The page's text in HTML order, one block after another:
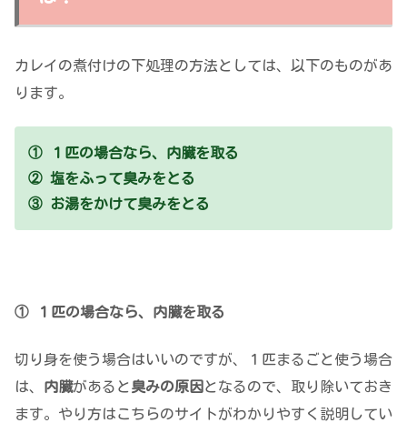
カレイの煮付けの下処理の方法としては、以下のものがあ
ります。
① １匹の場合なら、内臓を取る
② 塩をふって臭みをとる
③ お湯をかけて臭みをとる
① １匹の場合なら、内臓を取る
切り身を使う場合はいいのですが、１匹まるごと使う場合
は、 内臓があると 臭みの原因 となるので、取り除いておき
ます。やり方はこちらのサイトがわかりやすく説明してい